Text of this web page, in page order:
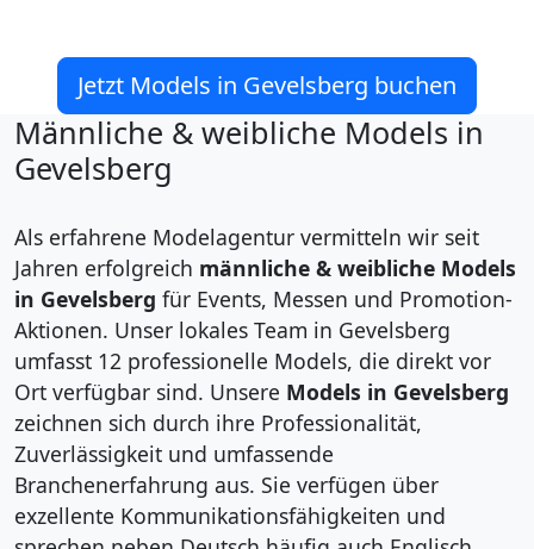
Jetzt Models in Gevelsberg buchen
Männliche & weibliche Models in
Gevelsberg
Als erfahrene Modelagentur vermitteln wir seit
Jahren erfolgreich männliche & weibliche Models
in Gevelsberg für Events, Messen und Promotion-
Aktionen. Unser lokales Team in Gevelsberg
umfasst 12 professionelle Models, die direkt vor
Ort verfügbar sind. Unsere Models in Gevelsberg
zeichnen sich durch ihre Professionalität,
Zuverlässigkeit und umfassende
Branchenerfahrung aus. Sie verfügen über
exzellente Kommunikationsfähigkeiten und